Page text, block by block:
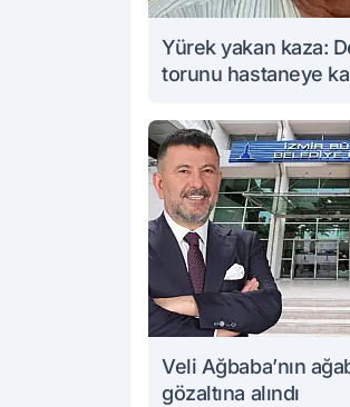
Yürek yakan kaza:
torunu hastaneye
Veli Ağbaba’nın
gözaltına alındı